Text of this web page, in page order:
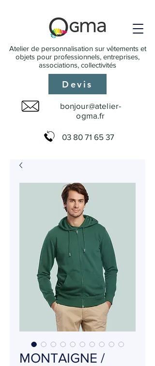
Atelier de personnalisation sur vêtements et
objets pour professionnels, entreprises,
associations, collectivités
bonjour@atelier-
ogma.fr
03 80 71 65 37
Devis
MONTAIGNE /